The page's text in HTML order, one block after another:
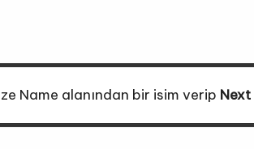
Name alanından bir isim verip Next